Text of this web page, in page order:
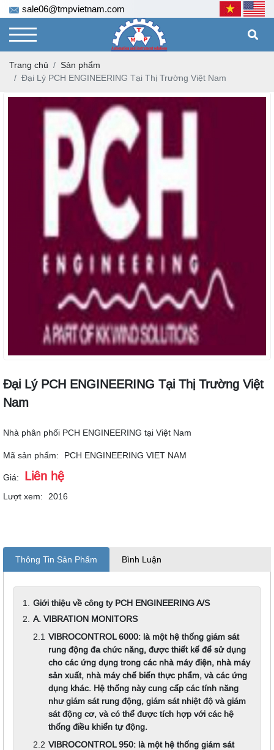
sale06@tmpvietnam.com
Trang chủ
Sản phẩm
Đại Lý PCH ENGINEERING Tại Thị Trường Việt Nam
Đại Lý PCH ENGINEERING Tại Thị Trường Việt
Nam
Nhà phân phối PCH ENGINEERING tại Việt Nam
Mã sản phẩm: PCH ENGINEERING VIET NAM
Giá: Liên hệ
Lượt xem: 2016
Thông Tin Sản Phẩm Bình Luận
Giới thiệu về công ty PCH ENGINEERING A/S
A. VIBRATION MONITORS
VIBROCONTROL 6000: là một hệ thống giám sát
rung động đa chức năng, được thiết kế để sử dụng
cho các ứng dụng trong các nhà máy điện, nhà máy
sản xuất, nhà máy chế biến thực phẩm, và các ứng
dụng khác. Hệ thống này cung cấp các tính năng
như giám sát rung động, giám sát nhiệt độ và giám
sát động cơ, và có thể được tích hợp với các hệ
thống điều khiển tự động.
VIBROCONTROL 950: là một hệ thống giám sát